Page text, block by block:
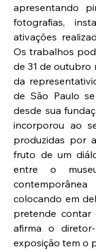
apresentando
fotografias,
ativações
Os trabalhos
de 31 de outubro
da
de São Paulo
desde sua
incorporou ao
produzidas por
fruto de um
entre o
colocando em
pretende contar
afirma o
exposição tem o